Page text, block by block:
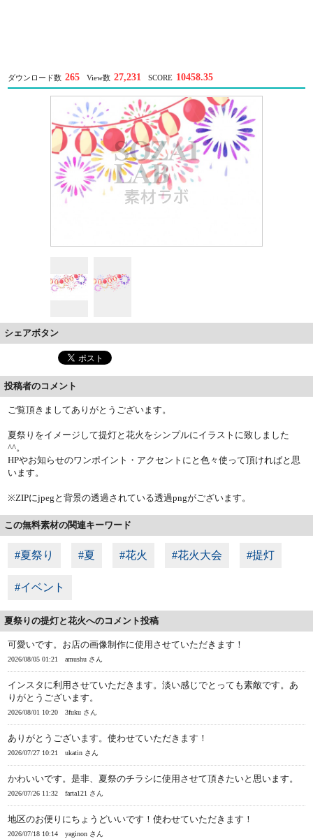
ダウンロード数 265 View数 27,231 SCORE 10458.35
シェアボタン
投稿者のコメント
ご覧頂きましてありがとうございます。
夏祭りをイメージして提灯と花火をシンプルにイラストに致しました
^^。
HPやお知らせのワンポイント・アクセントにと色々使って頂ければと思
います。
※ZIPにjpegと背景の透過されている透過pngがございます。
この無料素材の関連キーワード
#夏祭り #夏 #花火 #花火大会 #提灯
#イベント
夏祭りの提灯と花火へのコメント投稿
可愛いです。お店の画像制作に使用させていただきます！
2026/08/05 01:21 amushu さん
インスタに利用させていただきます。淡い感じでとっても素敵です。あ
りがとうございます。
2026/08/01 10:20 3fuku さん
ありがとうございます。使わせていただきます！
2026/07/27 10:21 ukatin さん
かわいいです。是非、夏祭のチラシに使用させて頂きたいと思います。
2026/07/26 11:32 farta121 さん
地区のお便りにちょうどいいです！使わせていただきます！
2026/07/18 10:14 yaginon さん